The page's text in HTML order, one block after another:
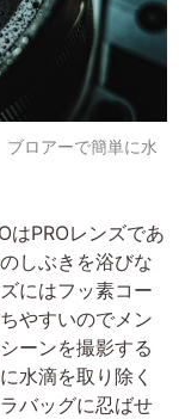
ブロアーで簡単に水
はPROレンズであ
しぶきを浴びな
にはフッ素コー
やすいのでメン
ーンを撮影する
水滴を取り除く
バッグに忍ばせ